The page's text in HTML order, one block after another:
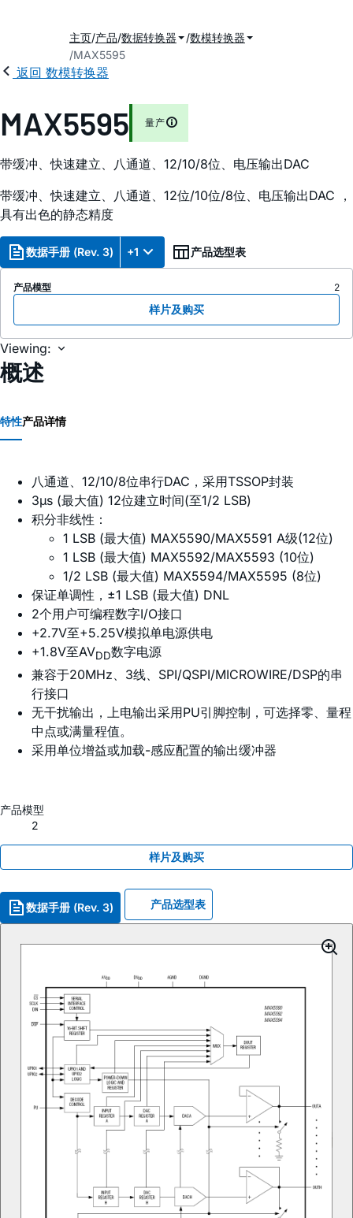
主页 产品 数据转换器
数模转换器
MAX5595
返回 数模转换器
MAX5595 量产
带缓冲、快速建立、八通道、12/10/8位、电压输出DAC
带缓冲、快速建立、八通道、12位/10位/8位、电压输出DAC ，
具有出色的静态精度
数据手册 (Rev. 3) +1 产品选型表
产品模型 2
样片及购买
Viewing:
概述
特性产品详情
八通道、12/10/8位串行DAC，采用TSSOP封装
3µs (最大值) 12位建立时间(至1/2 LSB)
积分非线性：
1 LSB (最大值) MAX5590/MAX5591 A级(12位)
1 LSB (最大值) MAX5592/MAX5593 (10位)
1/2 LSB (最大值) MAX5594/MAX5595 (8位)
保证单调性，±1 LSB (最大值) DNL
2个用户可编程数字I/O接口
+2.7V至+5.25V模拟单电源供电
+1.8V至AVDD数字电源
兼容于20MHz、3线、SPI/QSPI/MICROWIRE/DSP的串
行接口
无干扰输出，上电输出采用PU引脚控制，可选择零、量程
中点或满量程值。
采用单位增益或加载-感应配置的输出缓冲器
产品模型
2
样片及购买
数据手册 (Rev. 3) 产品选型表